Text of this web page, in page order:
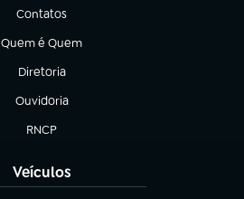
Contatos
(abre em nova aba)
Quem é Quem
(abre em nova aba)
Diretoria
(abre em nova aba)
Ouvidoria
(abre em nova aba)
RNCP
(abre em nova aba)
Veículos